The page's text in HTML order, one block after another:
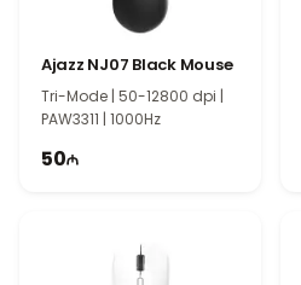
Ajazz NJ07 Black Mouse
Tri-Mode | 50-12800 dpi |
PAW3311 | 1000Hz
50